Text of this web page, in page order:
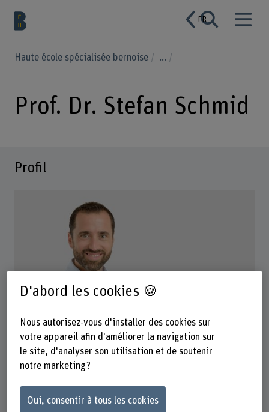
FR
Haute école spécialisée bernoise ...
Prof. Dr. Stefan Schmid
Profil
Prof. Dr. Stefan Schmid
Stv. Leiter aF&E Physiotherapie
Contact
+41 31 848 37 96
D'abord les cookies 🍪
Nous autorisez-vous d'installer des cookies sur
votre appareil afin d'améliorer la navigation sur
le site, d'analyser son utilisation et de soutenir
notre marketing ?
Oui, consentir à tous les cookies